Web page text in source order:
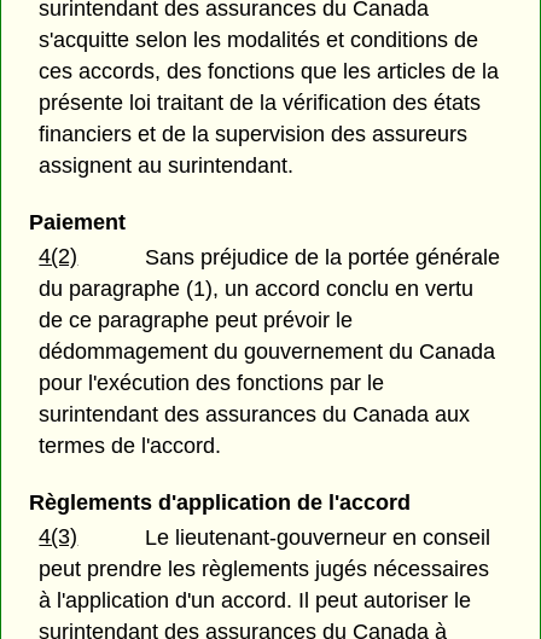
surintendant des assurances du Canada
s'acquitte selon les modalités et conditions de
ces accords, des fonctions que les articles de la
présente loi traitant de la vérification des états
financiers et de la supervision des assureurs
assignent au surintendant.
Paiement
4(2)
Sans préjudice de la portée générale
du paragraphe (1), un accord conclu en vertu
de ce paragraphe peut prévoir le
dédommagement du gouvernement du Canada
pour l'exécution des fonctions par le
surintendant des assurances du Canada aux
termes de l'accord.
Règlements d'application de l'accord
4(3)
Le lieutenant-gouverneur en conseil
peut prendre les règlements jugés nécessaires
à l'application d'un accord. Il peut autoriser le
surintendant des assurances du Canada à